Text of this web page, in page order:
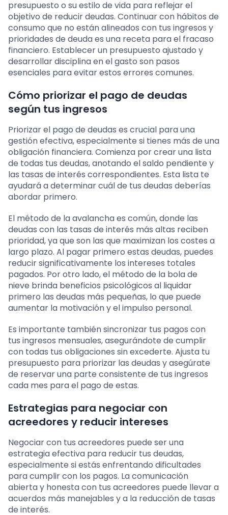
presupuesto o su estilo de vida para reflejar el
objetivo de reducir deudas. Continuar con hábitos de
consumo que no están alineados con tus ingresos y
prioridades de deuda es una receta para el fracaso
financiero. Establecer un presupuesto ajustado y
desarrollar disciplina en el gasto son pasos
esenciales para evitar estos errores comunes.
Cómo priorizar el pago de deudas
según tus ingresos
Priorizar el pago de deudas es crucial para una
gestión efectiva, especialmente si tienes más de una
obligación financiera. Comienza por crear una lista
de todas tus deudas, anotando el saldo pendiente y
las tasas de interés correspondientes. Esta lista te
ayudará a determinar cuál de tus deudas deberías
abordar primero.
El método de la avalancha es común, donde las
deudas con las tasas de interés más altas reciben
prioridad, ya que son las que maximizan los costes a
largo plazo. Al pagar primero estas deudas, puedes
reducir significativamente los intereses totales
pagados. Por otro lado, el método de la bola de
nieve brinda beneficios psicológicos al liquidar
primero las deudas más pequeñas, lo que puede
aumentar la motivación y el impulso personal.
Es importante también sincronizar tus pagos con
tus ingresos mensuales, asegurándote de cumplir
con todas tus obligaciones sin excederte. Ajusta tu
presupuesto para priorizar las deudas y asegúrate
de reservar una parte consistente de tus ingresos
cada mes para el pago de estas.
Estrategias para negociar con
acreedores y reducir intereses
Negociar con tus acreedores puede ser una
estrategia efectiva para reducir tus deudas,
especialmente si estás enfrentando dificultades
para cumplir con los pagos. La comunicación
abierta y honesta con tus acreedores puede llevar a
acuerdos más manejables y a la reducción de tasas
de interés.